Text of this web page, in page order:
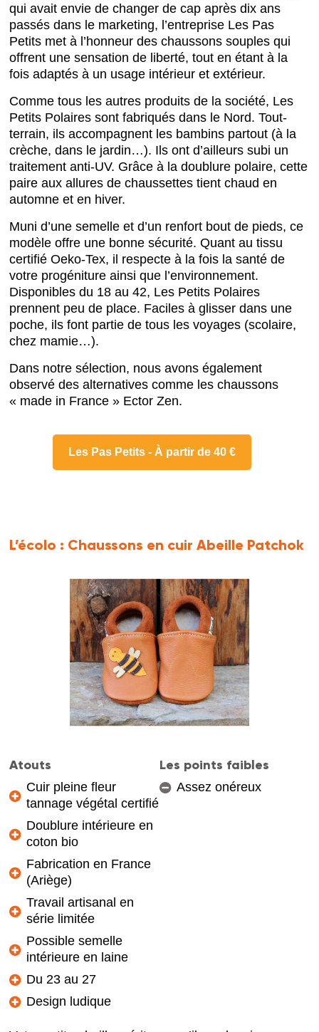
qui avait envie de changer de cap après dix ans
passés dans le marketing, l’entreprise Les Pas
Petits met à l’honneur des chaussons souples qui
offrent une sensation de liberté, tout en étant à la
fois adaptés à un usage intérieur et extérieur.
Comme tous les autres produits de la société, Les
Petits Polaires sont fabriqués dans le Nord. Tout-
terrain, ils accompagnent les bambins partout (à la
crèche, dans le jardin…). Ils ont d’ailleurs subi un
traitement anti-UV. Grâce à la doublure polaire, cette
paire aux allures de chaussettes tient chaud en
automne et en hiver.
Muni d’une semelle et d’un renfort bout de pieds, ce
modèle offre une bonne sécurité. Quant au tissu
certifié Oeko-Tex, il respecte à la fois la santé de
votre progéniture ainsi que l’environnement.
Disponibles du 18 au 42, Les Petits Polaires
prennent peu de place. Faciles à glisser dans une
poche, ils font partie de tous les voyages (scolaire,
chez mamie…).
Dans notre sélection, nous avons également
observé des alternatives comme les chaussons
« made in France » Ector Zen.
Les Pas Petits - À partir de 40 €
L’écolo : Chaussons en cuir Abeille Patchok
Atouts
Cuir pleine fleur
tannage végétal certifié
Doublure intérieure en
coton bio
Fabrication en France
(Ariège)
Travail artisanal en
série limitée
Possible semelle
intérieure en laine
Du 23 au 27
Design ludique
Les points faibles
Assez onéreux